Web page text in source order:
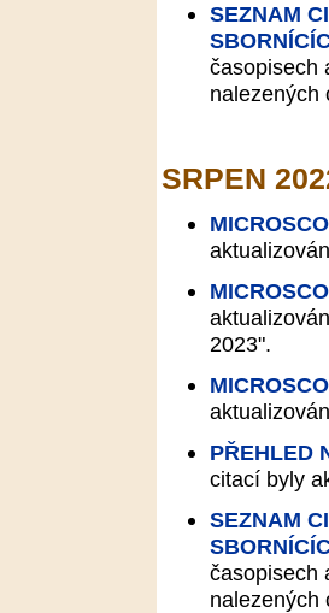
SEZNAM
časopisech
nalezených
SRPEN
2023".
PŘEHLED
citací byly
SEZNAM
časopisech
nalezených